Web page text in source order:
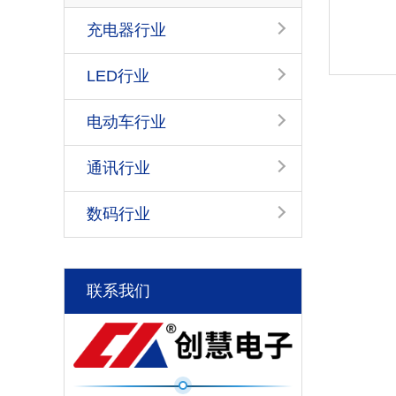
充电器行业
LED行业
电动车行业
通讯行业
数码行业
联系我们